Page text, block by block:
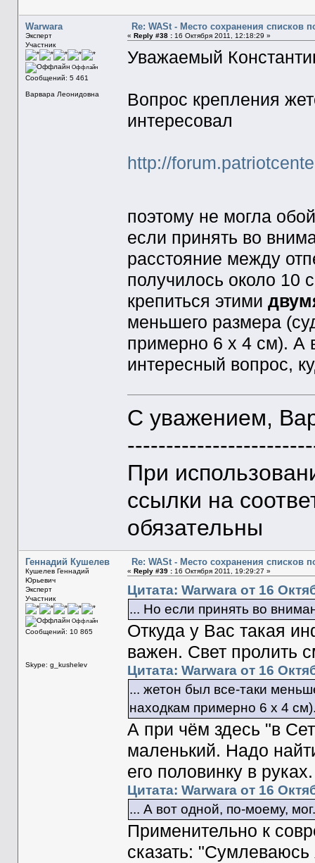
Warwara
Эксперт
Участник
Оффлайн
Сообщений: 5 461
Варвара Леонидовна
Re: WASt - Место сохранения списков
« Reply #38 :16 Октября 2011, 12:18:29 »
Уважаемый
Вопрос крепления
интересовал
http://
поэтому не могла
если принять во
расстояние между
получилось около 10
крепиться этими
меньшего размера
примерно 6 х 4 см). А
интересный вопрос,
С уважением,
При
ссылки на
обязательны
Геннадий Кушелев
Кушелев Геннадий
Юрьевич
Эксперт
Участник
Оффлайн
Сообщений: 10 865
Skype: g_kushelev
Re: WASt - Место сохранения списков
« Reply #39 :16 Октября 2011, 19:29:27 »
Цитата: Warwara от 16
... Но если принять во
Откуда у Вас такая
важен. Свет пролить
Цитата: Warwara от 16
... жетон был все-таки
находкам примерно 6 х 4
А при чём здесь "в
маленький. Надо
его половинку в руках.
Цитата: Warwara от 16
... А вот одной, по-моему, мог.
Применительно к
сказать: